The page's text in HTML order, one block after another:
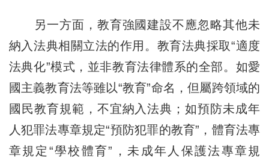
另一方面，教育強國建設不應忽略其他未
納入法典相關立法的作用。教育法典採取“適度
法典化”模式，並非教育法律體系的全部。如愛
國主義教育法等雖以“教育”命名，但屬跨領域的
國民教育規範，不宜納入法典；如預防未成年
人犯罪法專章規定“預防犯罪的教育”，體育法專
章規定“學校體育”，未成年人保護法專章規